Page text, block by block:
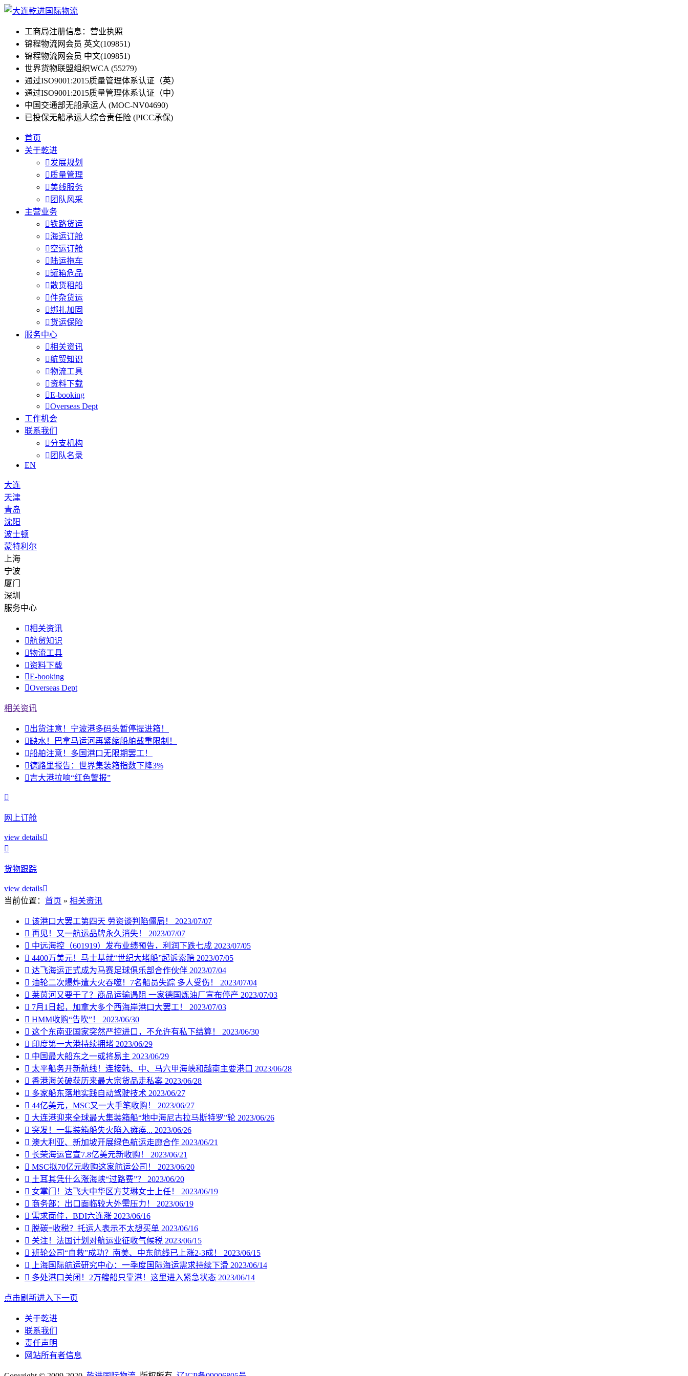
工商局注册信息：营业执照
锦程物流网会员 英文(109851)
锦程物流网会员 中文(109851)
世界货物联盟组织WCA (55279)
通过ISO9001:2015质量管理体系认证（英）
通过ISO9001:2015质量管理体系认证（中）
中国交通部无船承运人 (MOC-NV04690)
已投保无船承运人综合责任险 (PICC承保)
首页
关于乾进
发展规划
质量管理
美线服务
 团队风采
主营业务
铁路货运
海运订舱
空运订舱
 陆运拖车
罐箱危品
散货租船
件杂货运
绑扎加固
货运保险
服务中心
相关资讯
航贸知识
物流工具
资料下载
E-booking
Overseas Dept
工作机会
联系我们
分支机构
 团队名录
EN
大连
天津
青岛
沈阳
波士顿
蒙特利尔
上海
宁波
厦门
深圳
服务中心
相关资讯
航贸知识
物流工具
资料下载
E-booking
Overseas Dept
相关资讯
出货注意！宁波港多码头暂停提进箱！
缺水！巴拿马运河再紧缩船舶载重限制！
船舶注意！多国港口无限期罢工！
德路里报告：世界集装箱指数下降3%
吉大港拉响“红色警报”

网上订舱
view details

货物跟踪
view details
当前位置： 首页 » 相关资讯
 该港口大罢工第四天 劳资谈判陷僵局！ 2023/07/07
 再见！又一航运品牌永久消失！ 2023/07/07
 中远海控（601919）发布业绩预告，利润下跌七成 2023/07/05
 4400万美元！马士基就“世纪大堵船”起诉索赔 2023/07/05
 达飞海运正式成为马赛足球俱乐部合作伙伴 2023/07/04
 油轮二次爆炸遭大火吞噬！7名船员失踪 多人受伤！ 2023/07/04
 莱茵河又要干了？商品运输遇阻 一家德国炼油厂宣布停产 2023/07/03
 7月1日起，加拿大多个西海岸港口大罢工！ 2023/07/03
 HMM收购“告吹”！ 2023/06/30
 这个东南亚国家突然严控进口，不允许有私下结算！ 2023/06/30
 印度第一大港持续拥堵 2023/06/29
 中国最大船东之一或将易主 2023/06/29
 太平船务开新航线！连接韩、中、马六甲海峡和越南主要港口 2023/06/28
 香港海关破获历来最大宗货品走私案 2023/06/28
 多家船东落地实践自动驾驶技术 2023/06/27
 44亿美元，MSC又一大手笔收购！ 2023/06/27
 大连港迎来全球最大集装箱船“地中海尼古拉马斯特罗”轮 2023/06/26
 突发！一集装箱船失火陷入瘫痪... 2023/06/26
 澳大利亚、新加坡开展绿色航运走廊合作 2023/06/21
 长荣海运官宣7.8亿美元新收购！ 2023/06/21
 MSC拟70亿元收购这家航运公司！ 2023/06/20
 土耳其凭什么涨海峡“过路费”？ 2023/06/20
 女掌门！达飞大中华区方艾琳女士上任！ 2023/06/19
 商务部：出口面临较大外需压力！ 2023/06/19
 需求面佳，BDI六连涨 2023/06/16
 脱碳=收税？托运人表示不太想买单 2023/06/16
 关注！法国计划对航运业征收气候税 2023/06/15
 班轮公司“自救”成功？南美、中东航线已上涨2-3成！ 2023/06/15

上海国际航运研究中心：一季度国际海运需求持续下滑 2023/06/14
 多处港口关闭！2万艘船只靠港！这里进入紧急状态 2023/06/14
点击刷新进入下一页
关于乾进
联系我们
责任声明
网站所有者信息